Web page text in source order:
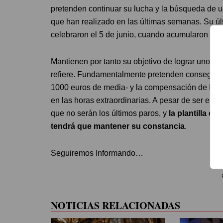
pretenden continuar su lucha y la búsqueda de
que han realizado en las últimas semanas. Su
celebraron el 5 de junio, cuando acumularon 24
Mantienen por tanto su objetivo de lograr unos
refiere. Fundamentalmente pretenden
1000 euros de media- y la compensación de
en las horas extraordinarias. A pesar de ser el
que no serán los últimos paros, y la plantilla de
tendrá que mantener su constancia.
Seguiremos Informando…
NOTICIAS RELACIONADAS